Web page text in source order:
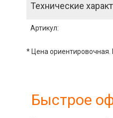
Технические
Артикул:
* Цена ориентировочная.
Быстрое